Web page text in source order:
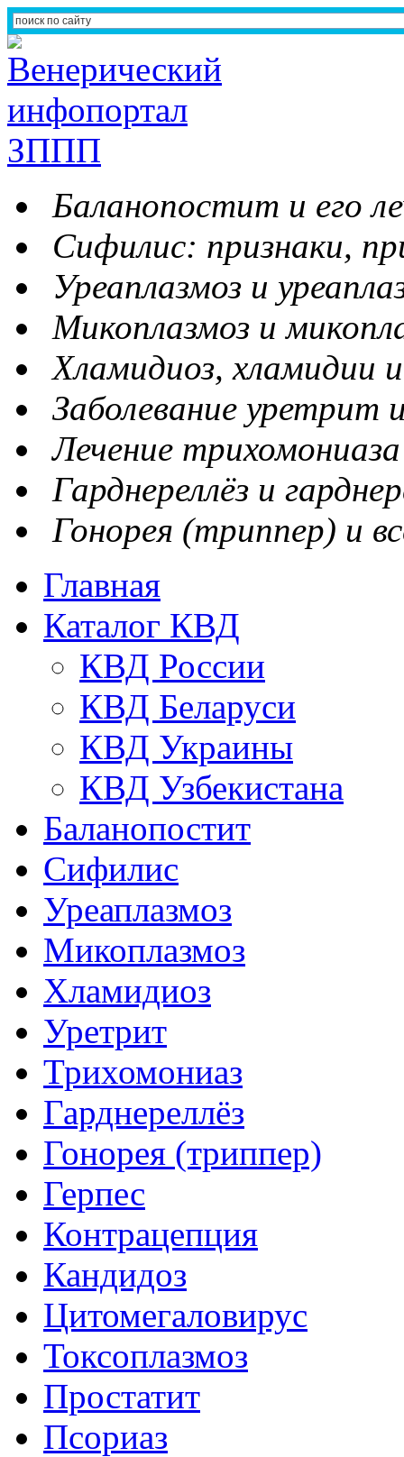
Баланопостит и его
Сифилис: признаки,
Уреаплазмоз и
Микоплазмоз и
Хламидиоз, хламидии
Заболевание уретрит
Лечение
Гарднереллёз и
Гонорея (триппер) и
Главная
Каталог КВД
КВД России
КВД Беларуси
КВД Украины
КВД Узбекистана
Баланопостит
Сифилис
Уреаплазмоз
Микоплазмоз
Хламидиоз
Уретрит
Трихомониаз
Гарднереллёз
Гонорея (триппер)
Герпес
Контрацепция
Кандидоз
Цитомегаловирус
Токсоплазмоз
Простатит
Псориаз